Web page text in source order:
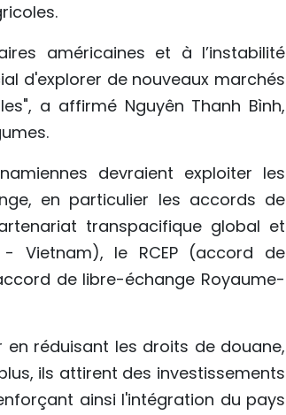
américaines et à l’instabilité
d'explorer de nouveaux marchés
a affirmé Nguyên Thanh Bình,
devraient exploiter les
en particulier les accords de
transpacifique global et
- Vietnam), le RCEP (accord de
de libre-échange Royaume-
réduisant les droits de douane,
ils attirent des investissements
ainsi l'intégration du pays